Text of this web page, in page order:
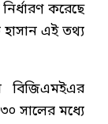
করেছে
এই তথ্য
বিজিএমইএর
সালের মধ্যে